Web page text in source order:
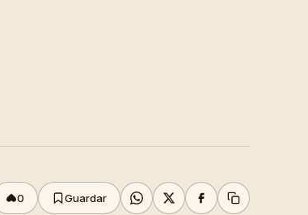
0 Guardar